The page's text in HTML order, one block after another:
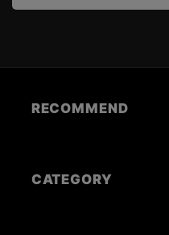
RECOMMEND
CATEGORY